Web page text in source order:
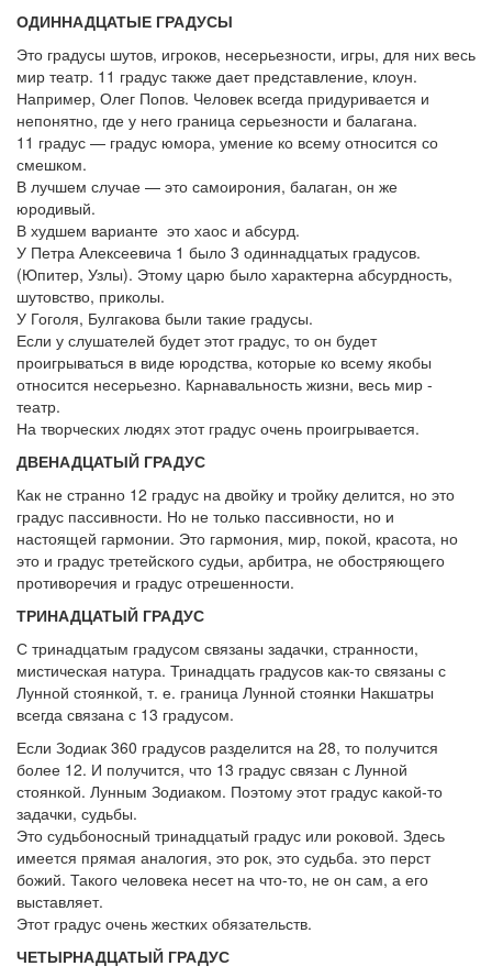
ОДИННАДЦАТЫЕ ГРАДУСЫ
Это градусы шутов, игроков, несерьезности, игры, для них весь
мир театр. 11 градус также дает представление, клоун.
Например, Олег Попов. Человек всегда придуривается и
непонятно, где у него граница серьезности и балагана.
11 градус — градус юмора, умение ко всему относится со
смешком.
В лучшем случае — это самоирония, балаган, он же
юродивый.
В худшем варианте это хаос и абсурд.
У Петра Алексеевича 1 было 3 одиннадцатых градусов.
(Юпитер, Узлы). Этому царю было характерна абсурдность,
шутовство, приколы.
У Гоголя, Булгакова были такие градусы.
Если у слушателей будет этот градус, то он будет
проигрываться в виде юродства, которые ко всему якобы
относится несерьезно. Карнавальность жизни, весь мир -
театр.
На творческих людях этот градус очень проигрывается.
ДВЕНАДЦАТЫЙ ГРАДУС
Как не странно 12 градус на двойку и тройку делится, но это
градус пассивности. Но не только пассивности, но и
настоящей гармонии. Это гармония, мир, покой, красота, но
это и градус третейского судьи, арбитра, не обостряющего
противоречия и градус отрешенности.
ТРИНАДЦАТЫЙ ГРАДУС
С тринадцатым градусом связаны задачки, странности,
мистическая натура. Тринадцать градусов как-то связаны с
Лунной стоянкой, т. е. граница Лунной стоянки Накшатры
всегда связана с 13 градусом.
Если Зодиак 360 градусов разделится на 28, то получится
более 12. И получится, что 13 градус связан с Лунной
стоянкой. Лунным Зодиаком. Поэтому этот градус какой-то
задачки, судьбы.
Это судьбоносный тринадцатый градус или роковой. Здесь
имеется прямая аналогия, это рок, это судьба. это перст
божий. Такого человека несет на что-то, не он сам, а его
выставляет.
Этот градус очень жестких обязательств.
ЧЕТЫРНАДЦАТЫЙ ГРАДУС